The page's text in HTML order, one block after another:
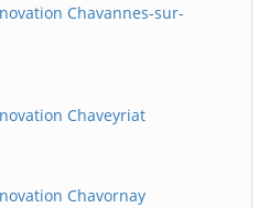
Chavannes-sur-
Chaveyriat
Chavornay